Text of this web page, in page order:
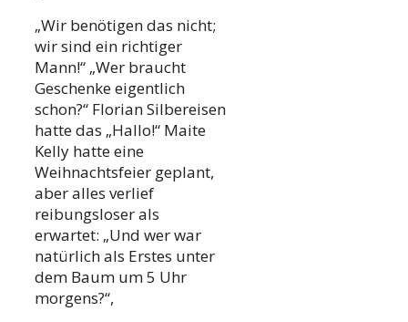
„Wir benötigen das nicht;
wir sind ein richtiger
Mann!“ „Wer braucht
Geschenke eigentlich
schon?“ Florian Silbereisen
hatte das „Hallo!“ Maite
Kelly hatte eine
Weihnachtsfeier geplant,
aber alles verlief
reibungsloser als
erwartet: „Und wer war
natürlich als Erstes unter
dem Baum um 5 Uhr
morgens?“,